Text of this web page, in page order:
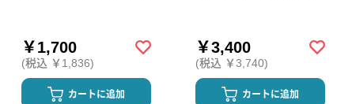
￥1,700
(税込 ￥1,836)
カートに追加
￥3,400
(税込 ￥3,740)
カートに追加